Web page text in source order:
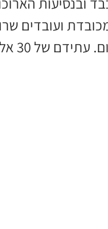
ועובדים